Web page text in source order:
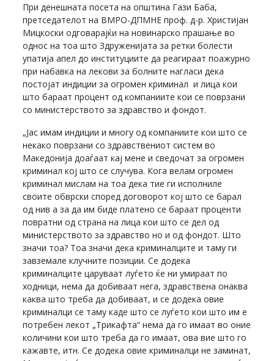
При денешната посета на општина Гази Баба,
претседателот на ВМРО-ДПМНЕ проф. д-р. Христијан
Мицкоски одговарајќи на новинарско прашање во
однос на тоа што Здруженијата за ретки болести
упатија апел до институциите да реагираат поажурно
при набавка на лекови за болните нагласи дека
постојат индиции за огромен криминал и лица кои
што бараат процент од компаниите кои се поврзани
со министерството за здравство и фондот.
„Јас имам индиции и многу од компаниите кои што се
некако поврзани со здравствениот систем во
Македонија доаѓаат кај мене и сведочат за огромен
криминал кој што се случува. Кога велам огромен
криминал мислам на тоа дека тие ги исполниле
своите обврски според договорот кој што се барал
од нив а за да им биде платено се бараат проценти
повратни од страна на лица кои што се дел од
министерството за здравство но и од фондот. Што
значи тоа? Тоа значи дека криминалците и таму ги
завземале клучните позиции. Се додека
криминалците царуваат луѓето ќе ни умираат по
ходници, нема да добиваат нега, здравствена онаква
каква што треба да добиваат, и се додека овие
криминалци се таму каде што се луѓето кои што им е
потребен лекот „Трикафта“ нема да го имаат во оние
количини кои што треба да го имаат, ова вие што го
кажавте, итн. Се додека овие криминалци не заминат,